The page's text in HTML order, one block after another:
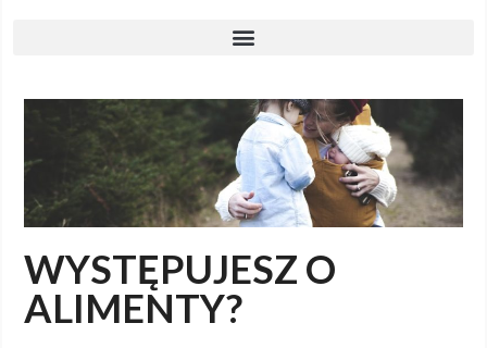
WYSTĘPUJESZ O
ALIMENTY?